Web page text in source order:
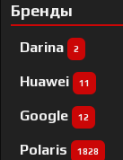
Бренды
Darina 2
Huawei 11
Google 12
Polaris 1828